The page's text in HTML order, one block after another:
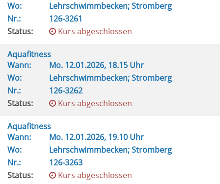
Wo:
Lehrschwimmbecken; Stromberg
Nr.:
126-3261
Status:
Kurs abgeschlossen
Aquafitness
Wann:
Mo. 12.01.2026, 18.15 Uhr
Wo:
Lehrschwimmbecken; Stromberg
Nr.:
126-3262
Status:
Kurs abgeschlossen
Aquafitness
Wann:
Mo. 12.01.2026, 19.10 Uhr
Wo:
Lehrschwimmbecken; Stromberg
Nr.:
126-3263
Status:
Kurs abgeschlossen